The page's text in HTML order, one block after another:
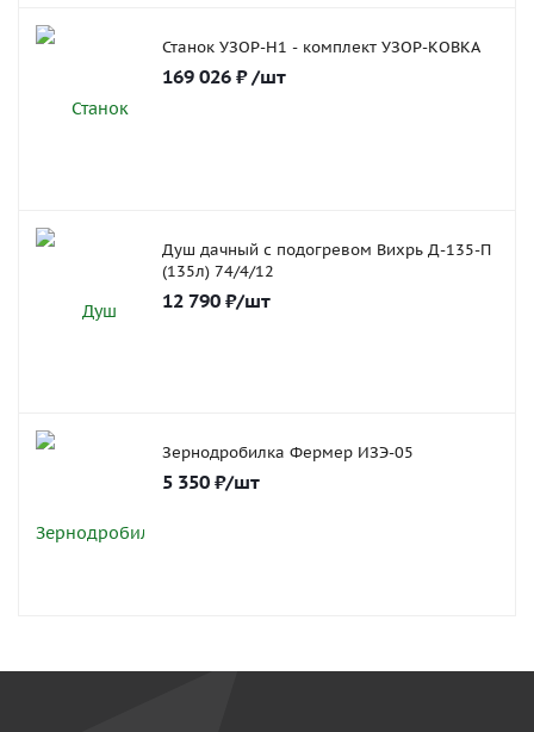
Станок УЗОР-Н1 - комплект УЗОР-КОВКА
169 026 ₽ /шт
Душ дачный с подогревом Вихрь Д-135-П
(135л) 74/4/12
12 790 ₽/шт
Зернодробилка Фермер ИЗЭ-05
5 350 ₽/шт